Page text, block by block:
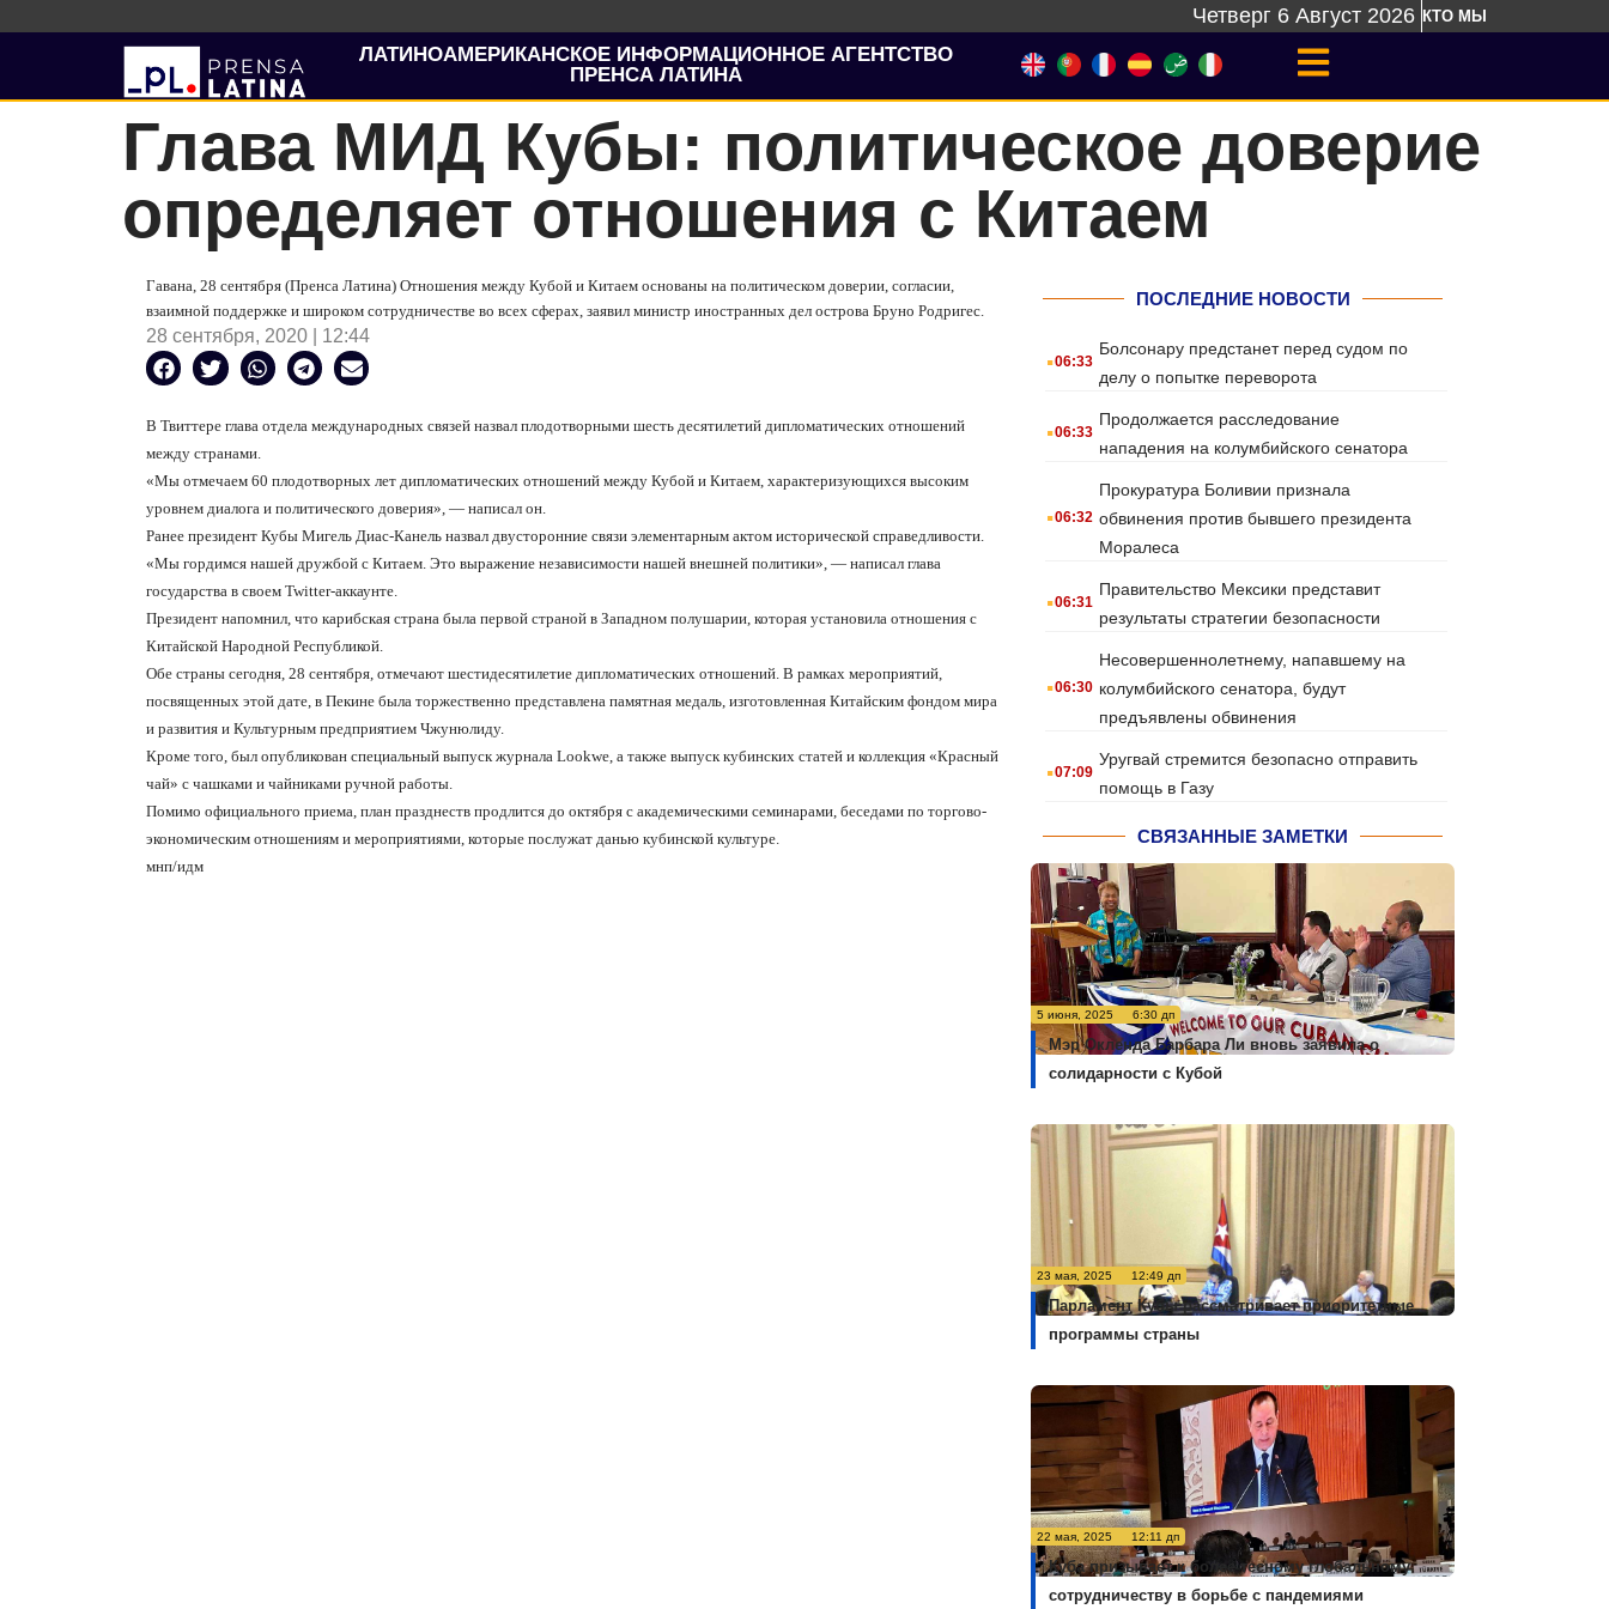
Четверг 6 Август 2026 КТО МЫ
ЛАТИНОАМЕРИКАНСКОЕ ИНФОРМАЦИОННОЕ АГЕНТСТВО
ПРЕНСА ЛАТИНА
Глава МИД Кубы: политическое доверие
определяет отношения с Китаем
Гавана, 28 сентября (Пренса Латина) Отношения между Кубой и Китаем основаны на политическом доверии, согласии,
взаимной поддержке и широком сотрудничестве во всех сферах, заявил министр иностранных дел острова Бруно Родригес.
28 сентября, 2020 | 12:44
В Твиттере глава отдела международных связей назвал плодотворными шесть десятилетий дипломатических отношений
между странами.
«Мы отмечаем 60 плодотворных лет дипломатических отношений между Кубой и Китаем, характеризующихся высоким
уровнем диалога и политического доверия», — написал он.
Ранее президент Кубы Мигель Диас-Канель назвал двусторонние связи элементарным актом исторической справедливости.
«Мы гордимся нашей дружбой с Китаем. Это выражение независимости нашей внешней политики», — написал глава
государства в своем Twitter-аккаунте.
Президент напомнил, что карибская страна была первой страной в Западном полушарии, которая установила отношения с
Китайской Народной Республикой.
Обе страны сегодня, 28 сентября, отмечают шестидесятилетие дипломатических отношений. В рамках мероприятий,
посвященных этой дате, в Пекине была торжественно представлена памятная медаль, изготовленная Китайским фондом мира
и развития и Культурным предприятием Чжунюлиду.
Кроме того, был опубликован специальный выпуск журнала Lookwe, а также выпуск кубинских статей и коллекция «Красный
чай» с чашками и чайниками ручной работы.
Помимо официального приема, план празднеств продлится до октября с академическими семинарами, беседами по торгово-
экономическим отношениям и мероприятиями, которые послужат данью кубинской культуре.
мнп/идм
ПОСЛЕДНИЕ НОВОСТИ
.06:33
Болсонару предстанет перед судом по
делу о попытке переворота
.06:33
Продолжается расследование
нападения на колумбийского сенатора
.06:32
Прокуратура Боливии признала
обвинения против бывшего президента
Моралеса
.06:31
Правительство Мексики представит
результаты стратегии безопасности
.06:30
Несовершеннолетнему, напавшему на
колумбийского сенатора, будут
предъявлены обвинения
.07:09
Уругвай стремится безопасно отправить
помощь в Газу
СВЯЗАННЫЕ ЗАМЕТКИ
5 июня, 2025 6:30 дп
Мэр Окленда Барбара Ли вновь заявила о
солидарности с Кубой
23 мая, 2025 12:49 дп
Парламент Кубы рассматривает приоритетные
программы страны
22 мая, 2025 12:11 дп
Куба призывает к более тесному глобальному
сотрудничеству в борьбе с пандемиями